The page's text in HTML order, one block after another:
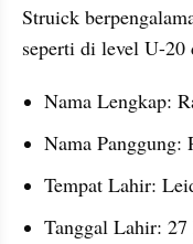
Struick
seperti di level U-20
Nama Lengkap:
Nama Panggung:
Tempat Lahir:
Tanggal Lahir: